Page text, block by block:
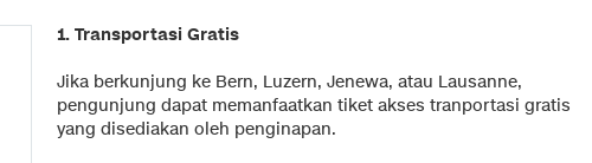
1. Transportasi Gratis
Jika berkunjung ke Bern, Luzern, Jenewa, atau Lausanne,
pengunjung dapat memanfaatkan tiket akses tranportasi gratis
yang disediakan oleh penginapan.